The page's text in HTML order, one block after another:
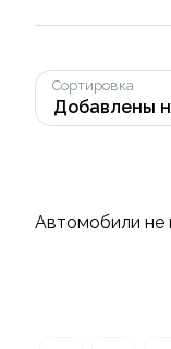
Сортировка
Автомобили не